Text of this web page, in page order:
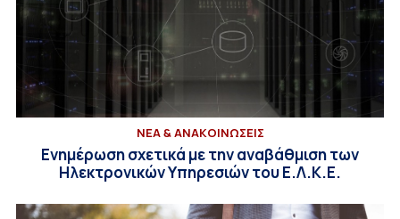
ΝΕΑ & ΑΝΑΚΟΙΝΩΣΕΙΣ
Ενημέρωση σχετικά με την αναβάθμιση των
Ηλεκτρονικών Υπηρεσιών του Ε.Λ.Κ.Ε.